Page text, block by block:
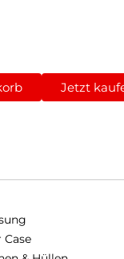
Jetzt
Case